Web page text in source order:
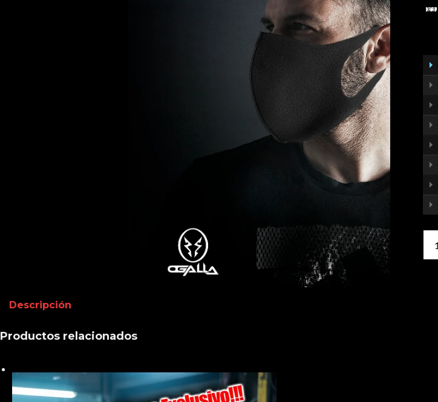
Descripción
Productos relacionados